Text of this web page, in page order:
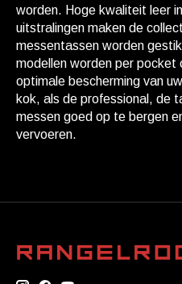
worden. Hoge kwaliteit leer
uitstralingen maken de
messentassen worden
modellen worden per pocket
optimale bescherming van
kok, als de professional, de
messen goed op te bergen
vervoeren.